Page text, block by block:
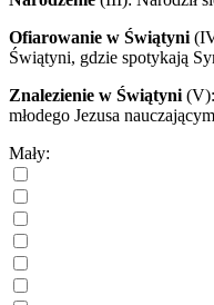
Ofiarowanie w Świątyni
Świątyni, gdzie spotykają
Znalezienie w Świątyni (V)
młodego Jezusa
Mały: